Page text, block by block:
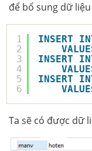
để bổ sung dữ
1
2
3
4
5
6
INSERT
INSERT
INSERT
Ta sẽ có được dữ